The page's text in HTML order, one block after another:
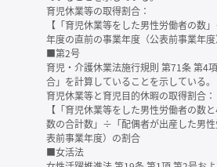
育児休業等の取得割合：
【「育児休業等をした男性労働者の
年度の直前の事業年度（公表前事業年
■第2号
育児・介護休業法施行規則 第71条 第4
合」を計算していることを示している。
育児休業等と育児目的休暇の取得割合：
【「育児休業等をした男性労働者の数
数の合計数」÷「配偶者が出産した男
表前事業年度）の割合
■女活法